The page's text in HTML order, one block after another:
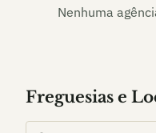
Nenhuma
Freguesias e